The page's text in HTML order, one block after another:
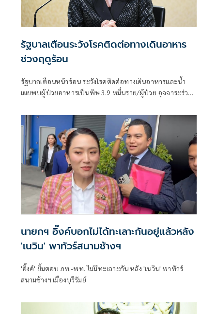
รัฐบาลเตือนระวังโรคติดต่อทางเดินอาหาร
ช่วงฤดูร้อน
รัฐบาลเตือนหน้าร้อน ระวังโรคติดต่อทางเดินอาหารและน้ำ
เผยพบผู้ป่วยอาหารเป็นพิษ 3.9 หมื่นราย/ผู้ป่วย อุจจาระร่วง
นายกฯ อิ๊งค์บอกไม่ได้ทะเลาะกันอยู่แล้วหลัง
'เนวิน' พาทัวร์สนามช้างฯ
'อิ๊งค์' ยิ้มตอบ ภท.-พท. ไม่มีทะเลาะกัน หลัง 'เนวิน' พาทัวร์
สนามช้างฯ เมืองบุรีรัมย์